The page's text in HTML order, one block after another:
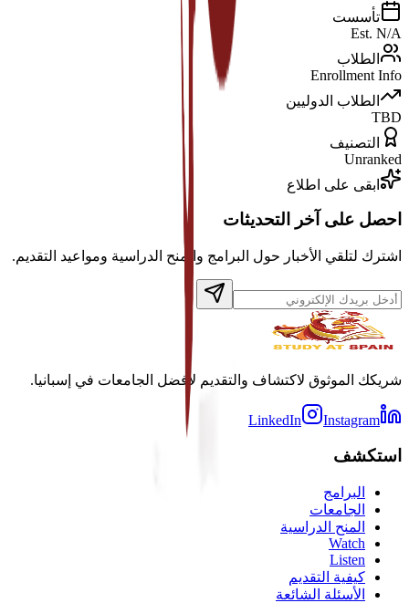
تأسست
Est. N/A
الطلاب
Enrollment Info
الطلاب الدوليين
TBD
التصنيف
Unranked
ابقى على اطلاع
احصل على آخر التحديثات
اشترك لتلقي الأخبار حول البرامج والمنح الدراسية ومواعيد التقديم.
شريكك الموثوق لاكتشاف والتقديم لأفضل الجامعات في إسبانيا.
LinkedIn Instagram
استكشف
البرامج
الجامعات
المنح الدراسية
Watch
Listen
كيفية التقديم
الأسئلة الشائعة